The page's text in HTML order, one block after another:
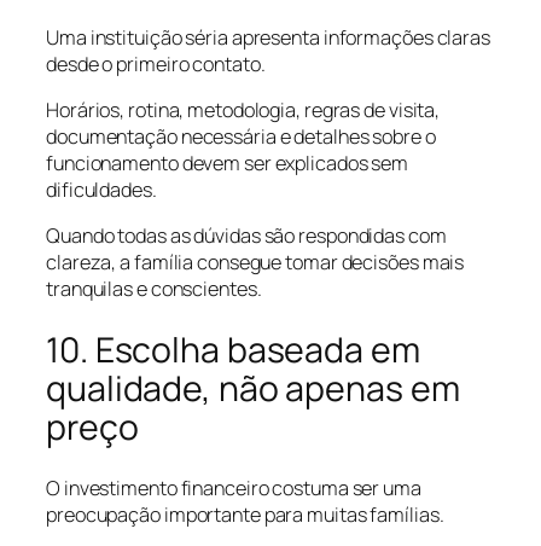
Uma instituição séria apresenta informações claras
desde o primeiro contato.
Horários, rotina, metodologia, regras de visita,
documentação necessária e detalhes sobre o
funcionamento devem ser explicados sem
dificuldades.
Quando todas as dúvidas são respondidas com
clareza, a família consegue tomar decisões mais
tranquilas e conscientes.
10. Escolha baseada em
qualidade, não apenas em
preço
O investimento financeiro costuma ser uma
preocupação importante para muitas famílias.